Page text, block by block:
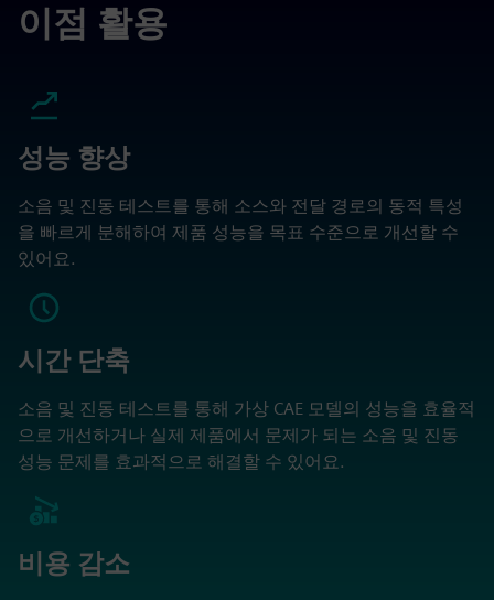
이점 활용
성능 향상
소음 및 진동 테스트를 통해 소스와 전달 경로의 동적 특성
을 빠르게 분해하여 제품 성능을 목표 수준으로 개선할 수
있어요.
시간 단축
소음 및 진동 테스트를 통해 가상 CAE 모델의 성능을 효율적
으로 개선하거나 실제 제품에서 문제가 되는 소음 및 진동
성능 문제를 효과적으로 해결할 수 있어요.
비용 감소